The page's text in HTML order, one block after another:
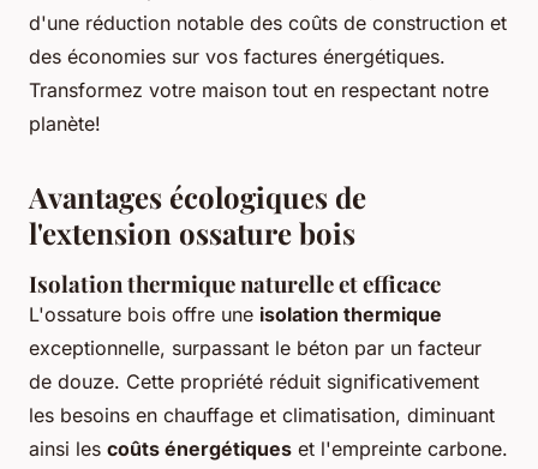
d'une réduction notable des coûts de construction et
des économies sur vos factures énergétiques.
Transformez votre maison tout en respectant notre
planète!
Avantages écologiques de
l'extension ossature bois
Isolation thermique naturelle et efficace
L'ossature bois offre une isolation thermique
exceptionnelle, surpassant le béton par un facteur
de douze. Cette propriété réduit significativement
les besoins en chauffage et climatisation, diminuant
ainsi les coûts énergétiques et l'empreinte carbone.